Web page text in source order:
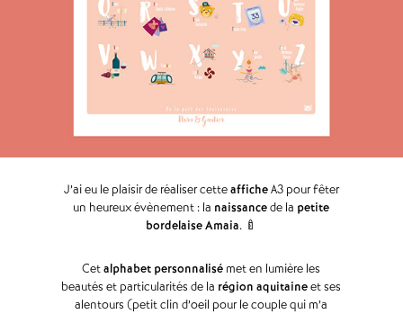
J’ai eu le plaisir de réaliser cetteafficheA3 pour fêter
un heureux évènement : la naissancede la petite
bordelaise Amaia. 🍼
Cetalphabet personnalisé met en lumière les
beautés et particularités de la région aquitaineet ses
alentours (petit clin d’oeil pour le couple qui m’a